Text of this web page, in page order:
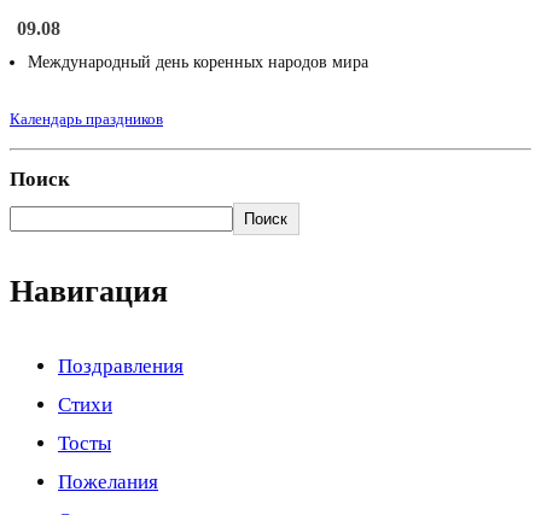
09.08
Международный день коренных народов мира
Календарь праздников
Поиск
Поиск
Навигация
Поздравления
Стихи
Тосты
Пожелания